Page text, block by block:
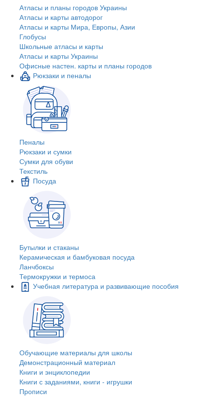
Атласы и планы городов Украины
Атласы и карты автодорог
Атласы и карты Мира, Европы, Азии
Глобусы
Школьные атласы и карты
Атласы и карты Украины
Офисные настен. карты и планы городов
Рюкзаки и пеналы
Пеналы
Рюкзаки и сумки
Сумки для обуви
Текстиль
Посуда
Бутылки и стаканы
Керамическая и бамбуковая посуда
Ланчбоксы
Термокружки и термоса
Учебная литература и развивающие пособия
Обучающие материалы для школы
Демонстрационный материал
Книги и энциклопедии
Книги с заданиями, книги - игрушки
Прописи